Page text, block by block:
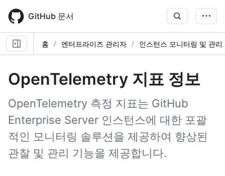
main
content
GitHub 문서
홈 엔터프라이즈 관리자 인스턴스 모니터링 및 관리
OpenTelemetry 지표 정보
OpenTelemetry 측정 지표는 GitHub
Enterprise Server 인스턴스에 대한 포괄
적인 모니터링 솔루션을 제공하여 향상된
관찰 및 관리 기능을 제공합니다.